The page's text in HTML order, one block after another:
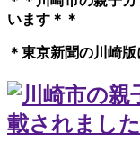
います＊＊
＊東京新聞の川崎